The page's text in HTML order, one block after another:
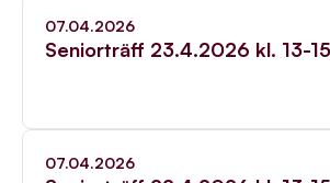
07.04.2026
Seniorträff 23.4.2026 kl. 13-
07.04.2026